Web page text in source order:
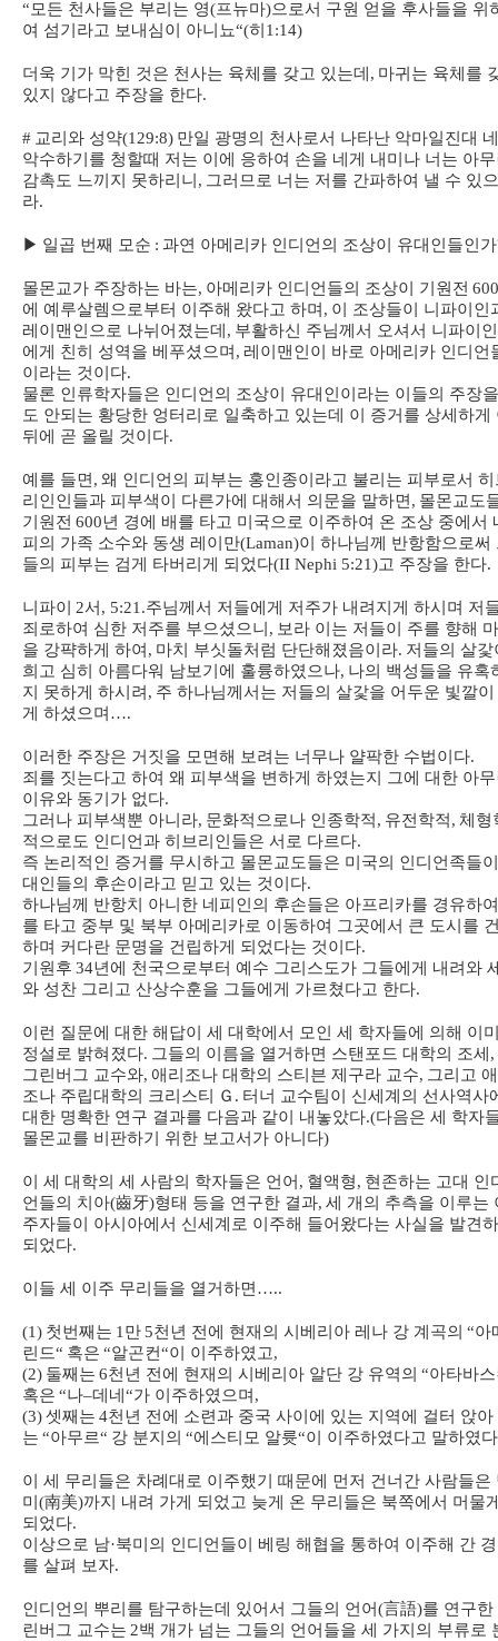
“모든 천사들은 부리는 영(프뉴마)으로서 구원 얻을 후사들을 위
여 섬기라고 보내심이 아니뇨“(히 1:14)
더욱 기가 막힌 것은 천사는 육체를 갖고 있는데 , 마귀는 육체를
있지 않다고 주장을 한다.
# 교리와 성약(129:8) 만일 광명의 천사로서 나타난 악마일진대
악수하기를 청할때 저는 이에 응하여 손을 네게 내미나 너는 아
감촉도 느끼지 못하리니 , 그러므로 너는 저를 간파하여 낼 수 있
라.
▶ 일곱 번째 모순 : 과연 아메리카 인디언의 조상이 유대인들인가
몰몬교가 주장하는 바는, 아메리카 인디언들의 조상이 기원전 600
에 예루살렘으로부터 이주해 왔다고 하며 , 이 조상들이 니파이인
레이맨인으로 나뉘어졌는데 , 부활하신 주님께서 오셔서 니파이
에게 친히 성역을 베푸셨으며 , 레이맨인이 바로 아메리카 인디언
이라는 것이다.
물론 인류학자들은 인디언의 조상이 유대인이라는 이들의 주장
도 안되는 황당한 엉터리로 일축하고 있는데 이 증거를 상세하게
뒤에 곧 올릴 것이다.
예를 들면 , 왜 인디언의 피부는 홍인종이라고 불리는 피부로서 히
리인인들과 피부색이 다른가에 대해서 의문을 말하면 , 몰몬교도
기원전 600년 경에 배를 타고 미국으로 이주하여 온 조상 중에서
피의 가족 소수와 동생 레이만(Laman)이 하나님께 반항함으로써
들의 피부는 검게 타버리게 되었다(II Nephi 5:21)고 주장을 한다.
니파이 2서 , 5:21.주님께서 저들에게 저주가 내려지게 하시며 저
죄로하여 심한 저주를 부으셨으니 , 보라 이는 저들이 주를 향해
을 강퍅하게 하여 , 마치 부싯돌처럼 단단해졌음이라. 저들의 살갗
희고 심히 아름다워 남보기에 훌륭하였으나, 나의 백성들을 유혹
지 못하게 하시려 , 주 하나님께서는 저들의 살갗을 어두운 빛깔이
게 하셨으며 ….
이러한 주장은 거짓을 모면해 보려는 너무나 얄팍한 수법이다.
죄를 짓는다고 하여 왜 피부색을 변하게 하였는지 그에 대한 아
이유와 동기가 없다.
그러나 피부색뿐 아니라, 문화적으로나 인종학적, 유전학적, 체형
적으로도 인디언과 히브리인들은 서로 다르다.
즉 논리적인 증거를 무시하고 몰몬교도들은 미국의 인디언족들
대인들의 후손이라고 믿고 있는 것이다.
하나님께 반항치 아니한 네피인의 후손들은 아프리카를 경유하
를 타고 중부 및 북부 아메리카로 이동하여 그곳에서 큰 도시를
하며 커다란 문명을 건립하게 되었다는 것이다.
기원후 34년에 천국으로부터 예수 그리스도가 그들에게 내려와
와 성찬 그리고 산상수훈을 그들에게 가르쳤다고 한다.
이런 질문에 대한 해답이 세 대학에서 모인 세 학자들에 의해 이
정설로 밝혀졌다. 그들의 이름을 열거하면 스탠포드 대학의 조세
그린버그 교수와, 애리조나 대학의 스티븐 제구라 교수, 그리고
조나 주립대학의 크리스티
Ｇ . 터너 교수팀이 신세계의 선사역사
대한 명확한 연구 결과를 다음과 같이 내놓았다.(다음은 세 학자
몰몬교를 비판하기 위한 보고서가 아니다)
이 세 대학의 세 사람의 학자들은 언어 , 혈액형, 현존하는 고대 인
언들의 치아(齒牙)형태 등을 연구한 결과, 세 개의 추측을 이루는
주자들이 아시아에서 신세계로 이주해 들어왔다는 사실을 발견
되었다.
이들 세 이주 무리들을 열거하면 …..
(1) 첫번째는 1 만 5천년 전에 현재의 시베리아 레나 강 계곡의 “아
린드“ 혹은 “알곤컨“이 이주하였고,
(2) 둘째는 6천년 전에 현재의 시베리아 알단 강 유역의 “아타바
혹은 “나–데네 “가 이주하였으며 ,
(3)셋째는 4천년 전에 소련과 중국 사이에 있는 지역에 걸터 앉아
는 “아무르“ 강 분지의 “에스티모 알륫“이 이주하였다고 말하였다
이 세 무리들은 차례대로 이주했기 때문에 먼저 건너간 사람들은
미 (南美)까지 내려 가게 되었고 늦게 온 무리들은 북쪽에서 머물
되었다.
이상으로 남·북미의 인디언들이 베링 해협을 통하여 이주해 간
를 살펴 보자.
인디언의 뿌리를 탐구하는데 있어서 그들의 언어(言語)를 연구한
린버그 교수는 2백 개가 넘는 그들의 언어들을 세 가지의 부류로